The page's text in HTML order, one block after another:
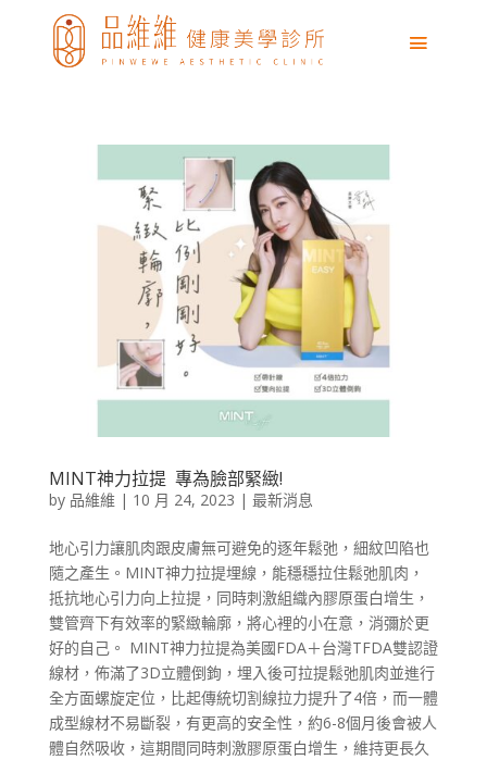
MINT神力拉提 專為臉部緊緻!
by 品維維 | 10 月 24, 2023 | 最新消息
地心引力讓肌肉跟皮膚無可避免的逐年鬆弛，細紋凹陷也
隨之產生。MINT神力拉提埋線，能穩穩拉住鬆弛肌肉，
抵抗地心引力向上拉提，同時刺激組織內膠原蛋白增生，
雙管齊下有效率的緊緻輪廓，將心裡的小在意，消彌於更
好的自己。 MINT神力拉提為美國FDA＋台灣TFDA雙認證
線材，佈滿了3D立體倒鉤，埋入後可拉提鬆弛肌肉並進行
全方面螺旋定位，比起傳統切割線拉力提升了4倍，而一體
成型線材不易斷裂，有更高的安全性，約6-8個月後會被人
體自然吸收，這期間同時刺激膠原蛋白增生，維持更長久